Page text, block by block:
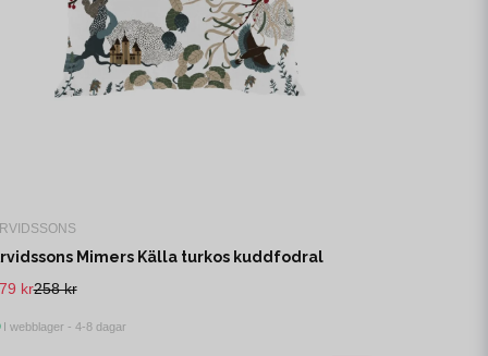
Mimers Källa turkos kuddfodral
258 kr
kr
I webblager - 4-8 dagar